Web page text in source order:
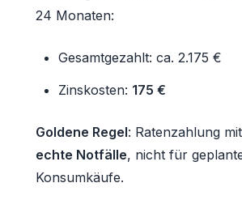
24 Monaten:
Gesamtgezahlt: ca. 2.175 €
Zinskosten: 175 €
Goldene Regel: Ratenzahlung
echte Notfälle, nicht für
Konsumkäufe.